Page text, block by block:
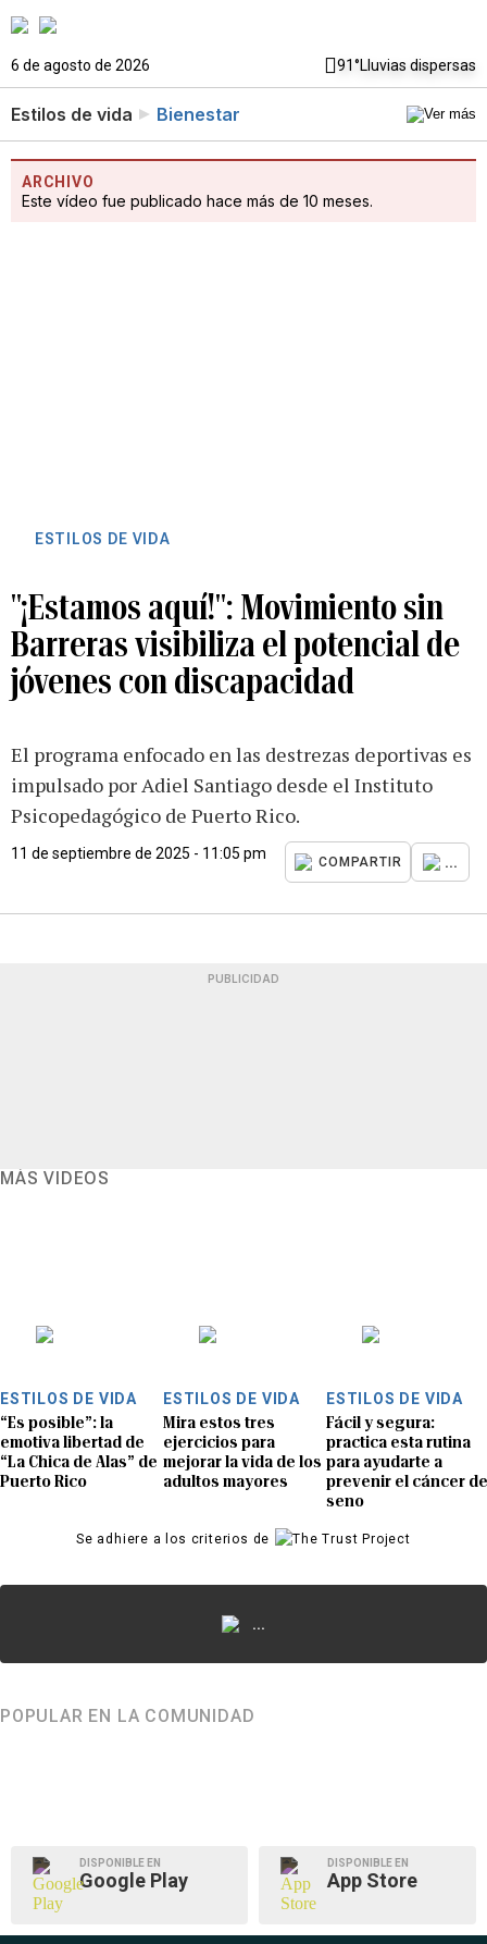
6 de agosto de 2026 91°Lluvias dispersas
Estilos de vida Bienestar
ARCHIVO
Este vídeo fue publicado hace más de 10 meses.
ESTILOS DE VIDA
"¡Estamos aquí!": Movimiento sin
Barreras visibiliza el potencial de
jóvenes con discapacidad
El programa enfocado en las destrezas deportivas es
impulsado por Adiel Santiago desde el Instituto
Psicopedagógico de Puerto Rico.
11 de septiembre de 2025 - 11:05 pm
COMPARTIR ...
PUBLICIDAD
MÁS VIDEOS
ESTILOS DE VIDA
“Es posible”: la
emotiva libertad de
“La Chica de Alas” de
Puerto Rico
ESTILOS DE VIDA
Mira estos tres
ejercicios para
mejorar la vida de los
adultos mayores
ESTILOS DE VIDA
Fácil y segura:
practica esta rutina
para ayudarte a
prevenir el cáncer de
seno
Se adhiere a los criterios de
...
POPULAR EN LA COMUNIDAD
DISPONIBLE EN
Google Play
DISPONIBLE EN
App Store